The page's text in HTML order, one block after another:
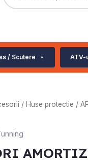
/ Scutere ATV-
/ Huse protectie /